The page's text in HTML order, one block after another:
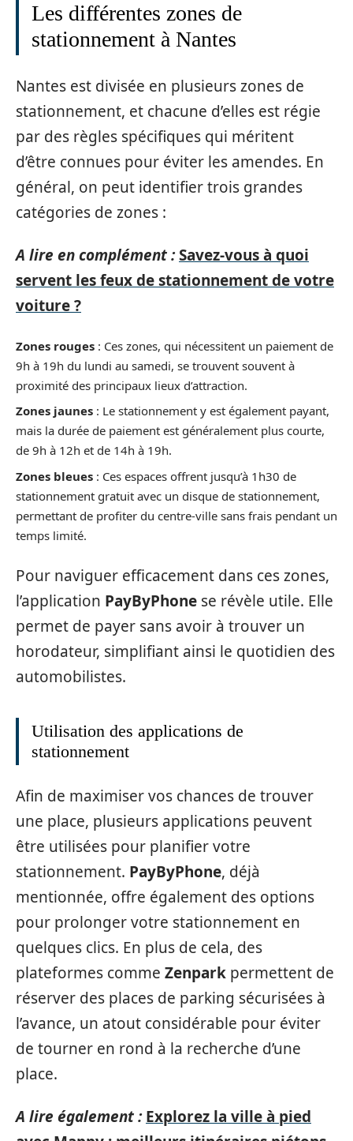
Les différentes zones de
stationnement à Nantes
Nantes est divisée en plusieurs zones de
stationnement, et chacune d’elles est régie
par des règles spécifiques qui méritent
d’être connues pour éviter les amendes. En
général, on peut identifier trois grandes
catégories de zones :
A lire en complément :Savez-vous à quoi
servent les feux de stationnement de votre
voiture ?
Zones rouges : Ces zones, qui nécessitent un paiement de
9h à 19h du lundi au samedi, se trouvent souvent à
proximité des principaux lieux d’attraction.
Zones jaunes : Le stationnement y est également payant,
mais la durée de paiement est généralement plus courte,
de 9h à 12h et de 14h à 19h.
Zones bleues : Ces espaces offrent jusqu’à 1h30 de
stationnement gratuit avec un disque de stationnement,
permettant de profiter du centre-ville sans frais pendant un
temps limité.
Pour naviguer efficacement dans ces zones,
l’application PayByPhone se révèle utile. Elle
permet de payer sans avoir à trouver un
horodateur, simplifiant ainsi le quotidien des
automobilistes.
Utilisation des applications de
stationnement
Afin de maximiser vos chances de trouver
une place, plusieurs applications peuvent
être utilisées pour planifier votre
stationnement. PayByPhone, déjà
mentionnée, offre également des options
pour prolonger votre stationnement en
quelques clics. En plus de cela, des
plateformes comme Zenpark permettent de
réserver des places de parking sécurisées à
l’avance, un atout considérable pour éviter
de tourner en rond à la recherche d’une
place.
A lire également : Explorez la ville à pied